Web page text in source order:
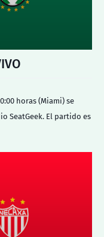
horas (Miami) se
SeatGeek. El partido es